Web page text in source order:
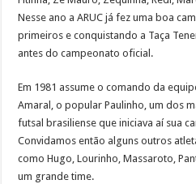
Nesse ano a ARUC já fez uma boa
primeiros e conquistando a Taça
antes do campeonato oficial.
Em 1981 assume o comando da
Amaral, o popular Paulinho, um dos
futsal brasiliense que iniciava aí sua
Convidamos então alguns outros
como Hugo, Lourinho, Massaroto,
um grande time.